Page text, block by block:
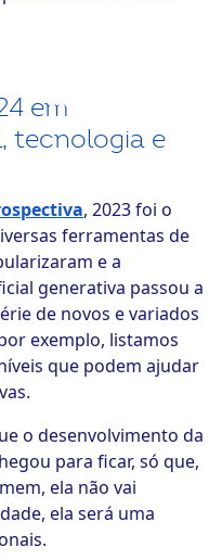
em
tecnologia e
, 2023 foi o
ferramentas de
e a
generativa passou a
de novos e variados
exemplo, listamos
que podem ajudar
o desenvolvimento da
para ficar, só que,
ela não vai
ela será uma